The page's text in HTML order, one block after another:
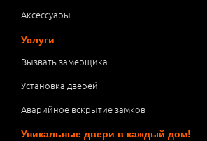
Аксессуары
Услуги
Вызвать замерщика
Установка дверей
Аварийное вскрытие замков
Уникальные двери в каждый дом!